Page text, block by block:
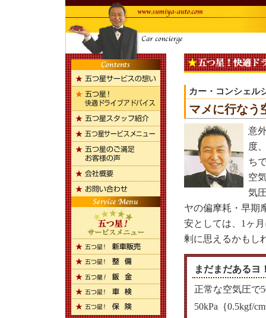
カー・コンシェル
マメに行なう
意
度
ち
空
気
ヤの偏摩耗・早期
安としては、1ヶ
剰に思えるかもし
まだまだあるヨ
正常な空気圧で
50kPa｛0.5kgf/cm